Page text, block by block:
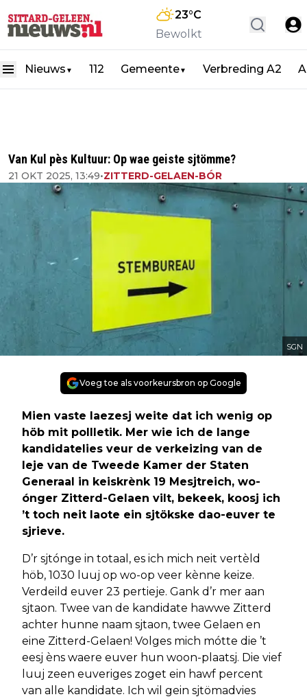
23°C
Bewolkt
Nieuws ▼ 112 Gemeente▼ Verbreding A2
Van Kul pès Kultuur: Op wae geiste sjtömme?
21 OKT 2025, 13:49•ZITTERD-GELAEN-BÓR
SGN
Voeg toe als voorkeursbron op Google
Mien vaste laezesj weite dat ich wenig op
höb mit pollletik. Mer wie ich de lange
kandidatelies veur de verkeizing van de
leje van de Tweede Kamer der Staten
Generaal in keiskrènk 19 Mesjtreich, wo-
ónger Zitterd-Gelaen vilt, bekeek, koosj ich
’t toch neit laote ein sjtökske dao-euver te
sjrieve.
D’r sjtónge in totaal, es ich mich neit vertèld
höb, 1030 luuj op wo-op veer kènne keize.
Verdeild euver 23 pertieje. Gank d’r mer aan
sjtaon. Twee van de kandidate hawwe Zitterd
achter hunne naam sjtaon, twee Gelaen en
eine Zitterd-Gelaen! Volges mich mótte die ’t
eesj èns waere euver hun woon-plaatsj. Die vief
luuj zeen euveriges zoget ein hawf percent
van alle kandidate. Ich wil gein sjtömadvies